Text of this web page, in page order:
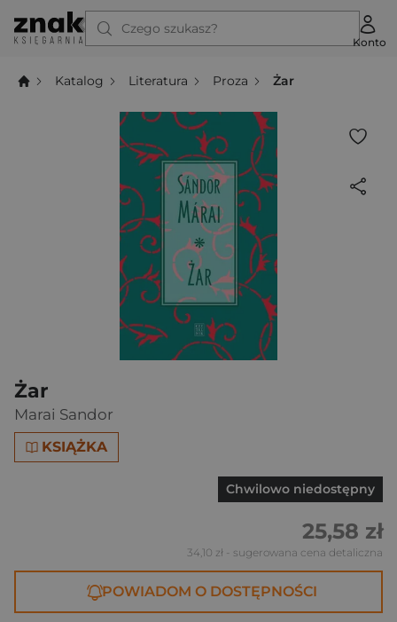
Czego szukasz?
Konto
Katalog Literatura Proza Żar
Żar
Marai Sandor
KSIĄŻKA
Chwilowo niedostępny
25,58 zł
34,10 zł - sugerowana cena detaliczna
POWIADOM O DOSTĘPNOŚCI